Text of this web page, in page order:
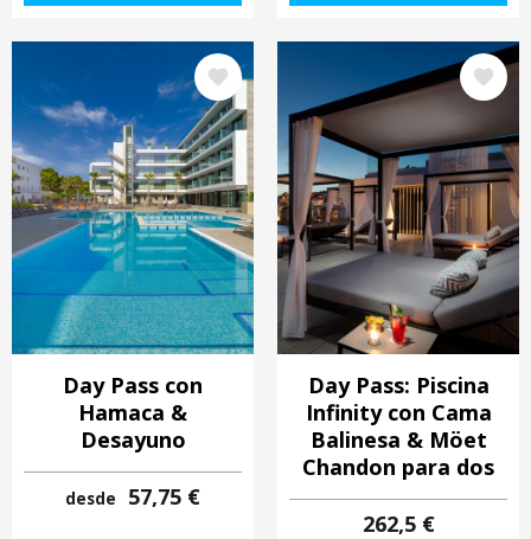
Image
Day Pass con
Hamaca &
Desayuno
desde 57,75 €
Image
Day Pass: Piscina
Infinity con Cama
Balinesa & Möet
Chandon para dos
262,5 €